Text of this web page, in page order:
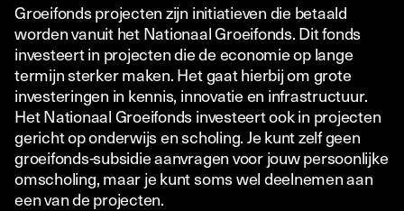
Groeifonds projecten zijn initiatieven die betaald
worden vanuit het Nationaal Groeifonds. Dit fonds
investeert in projecten die de economie op lange
termijn sterker maken. Het gaat hierbij om grote
investeringen in kennis, innovatie en infrastructuur.
Het Nationaal Groeifonds investeert ook in projecten
gericht op onderwijs en scholing. Je kunt zelf geen
groeifonds-subsidie aanvragen voor jouw persoonlijke
omscholing, maar je kunt soms wel deelnemen aan
een van de projecten.